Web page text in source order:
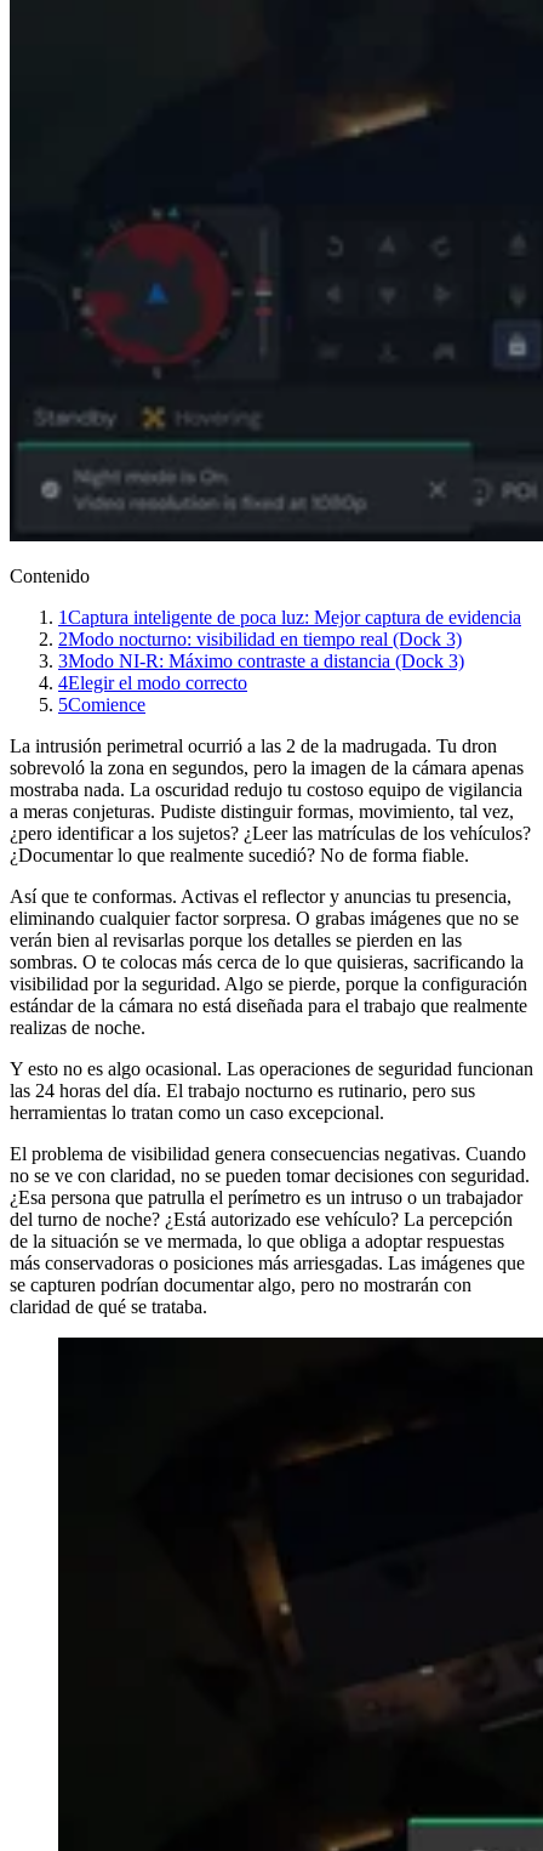
Contenido
1Captura inteligente de poca luz: Mejor captura de evidencia
2Modo nocturno: visibilidad en tiempo real (Dock 3)
3Modo NI-R: Máximo contraste a distancia (Dock 3)
4Elegir el modo correcto
5Comience
La intrusión perimetral ocurrió a las 2 de la madrugada. Tu dron
sobrevoló la zona en segundos, pero la imagen de la cámara apenas
mostraba nada. La oscuridad redujo tu costoso equipo de vigilancia
a meras conjeturas. Pudiste distinguir formas, movimiento, tal vez,
¿pero identificar a los sujetos? ¿Leer las matrículas de los vehículos?
¿Documentar lo que realmente sucedió? No de forma fiable.
Así que te conformas. Activas el reflector y anuncias tu presencia,
eliminando cualquier factor sorpresa. O grabas imágenes que no se
verán bien al revisarlas porque los detalles se pierden en las
sombras. O te colocas más cerca de lo que quisieras, sacrificando la
visibilidad por la seguridad. Algo se pierde, porque la configuración
estándar de la cámara no está diseñada para el trabajo que realmente
realizas de noche.
Y esto no es algo ocasional. Las operaciones de seguridad funcionan
las 24 horas del día. El trabajo nocturno es rutinario, pero sus
herramientas lo tratan como un caso excepcional.
El problema de visibilidad genera consecuencias negativas. Cuando
no se ve con claridad, no se pueden tomar decisiones con seguridad.
¿Esa persona que patrulla el perímetro es un intruso o un trabajador
del turno de noche? ¿Está autorizado ese vehículo? La percepción
de la situación se ve mermada, lo que obliga a adoptar respuestas
más conservadoras o posiciones más arriesgadas. Las imágenes que
se capturen podrían documentar algo, pero no mostrarán con
claridad de qué se trataba.